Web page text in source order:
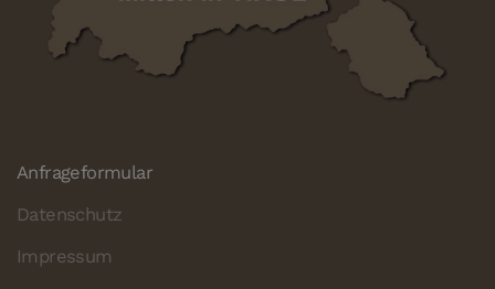
Anfrageformular
Datenschutz
Impressum